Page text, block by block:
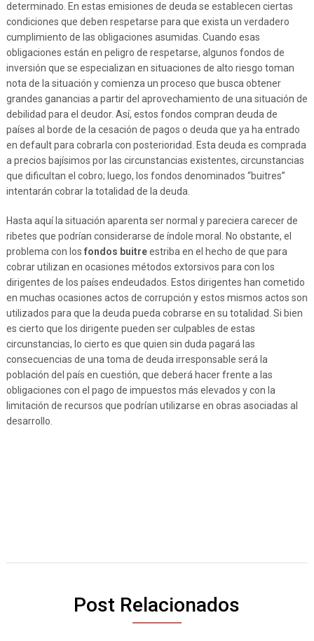
determinado. En estas emisiones de deuda se establecen ciertas
condiciones que deben respetarse para que exista un verdadero
cumplimiento de las obligaciones asumidas. Cuando esas
obligaciones están en peligro de respetarse, algunos fondos de
inversión que se especializan en situaciones de alto riesgo toman
nota de la situación y comienza un proceso que busca obtener
grandes ganancias a partir del aprovechamiento de una situación de
debilidad para el deudor. Así, estos fondos compran deuda de
países al borde de la cesación de pagos o deuda que ya ha entrado
en default para cobrarla con posterioridad. Esta deuda es comprada
a precios bajísimos por las circunstancias existentes, circunstancias
que dificultan el cobro; luego, los fondos denominados “buitres”
intentarán cobrar la totalidad de la deuda.
Hasta aquí la situación aparenta ser normal y pareciera carecer de
ribetes que podrían considerarse de índole moral. No obstante, el
problema con los fondos buitreestriba en el hecho de que para
cobrar utilizan en ocasiones métodos extorsivos para con los
dirigentes de los países endeudados. Estos dirigentes han cometido
en muchas ocasiones actos de corrupción y estos mismos actos son
utilizados para que la deuda pueda cobrarse en su totalidad. Si bien
es cierto que los dirigente pueden ser culpables de estas
circunstancias, lo cierto es que quien sin duda pagará las
consecuencias de una toma de deuda irresponsable será la
población del país en cuestión, que deberá hacer frente a las
obligaciones con el pago de impuestos más elevados y con la
limitación de recursos que podrían utilizarse en obras asociadas al
desarrollo.
Post Relacionados